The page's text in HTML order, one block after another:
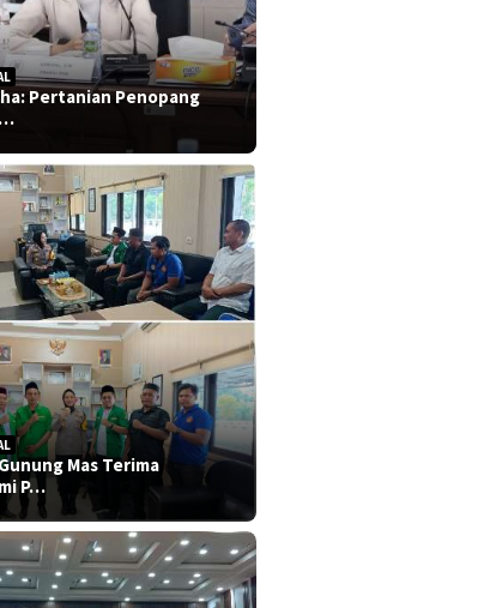
Pertanian Penopang
Mas Terima
P…